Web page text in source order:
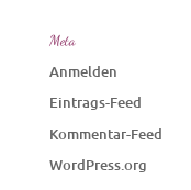
Meta
Anmelden
Eintrags-Feed
Kommentar-Feed
WordPress.org